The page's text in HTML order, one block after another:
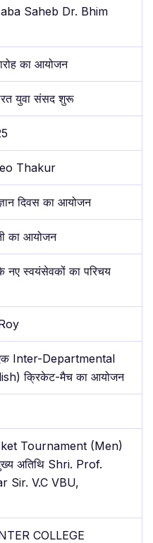
Saheb Dr. Bhim
का आयोजन
युवा संसद शुरू
Thakur
दिवस का आयोजन
का आयोजन
के नए स्वयंसेवकों का परिचय
एक Inter-Departmental
क्रिकेट-मैच का आयोजन
Tournament (Men)
अतिथि Shri. Prof.
Sir. V.C VBU,
COLLEGE